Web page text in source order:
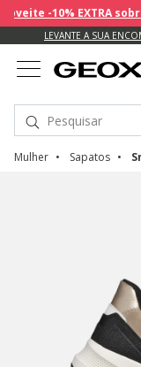
-10% EXTRA sobre
LEVANTE A SUA
Mulher Sapatos